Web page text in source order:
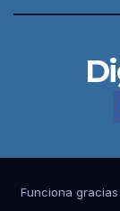
Funciona